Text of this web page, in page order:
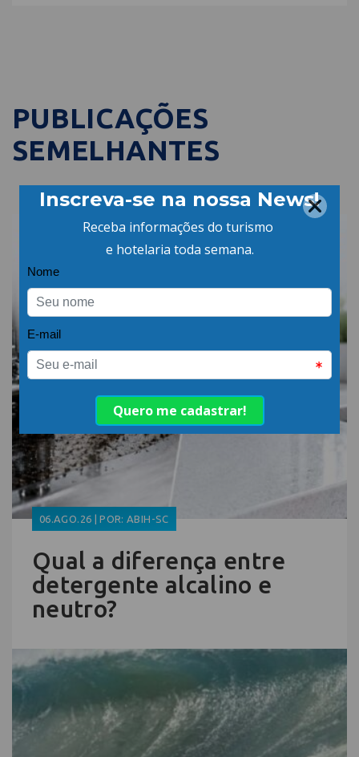
PUBLICAÇÕES
SEMELHANTES
06.AGO.26 | POR: ABIH-SC
Qual a diferença entre
detergente alcalino e
neutro?